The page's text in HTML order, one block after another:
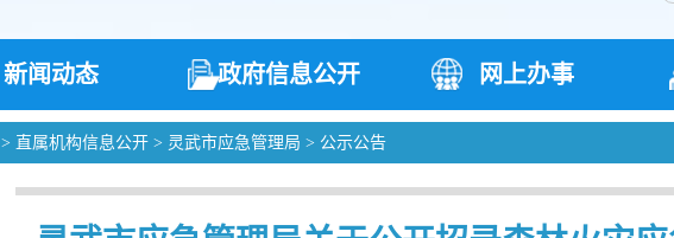
新闻动态 政府信息公开 网上办事
> 直属机构信息公开 > 灵武市应急管理局 > 公示公告